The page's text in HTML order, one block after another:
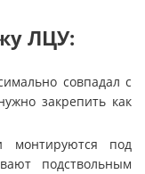
ЛЦУ:
совпадал с
закрепить как
монтируются под
подствольным